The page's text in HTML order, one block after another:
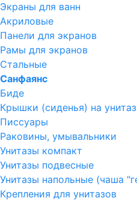
Экраны для ванн
Акриловые
Панели для экранов
Рамы для экранов
Стальные
Санфаянс
Биде
Крышки (сиденья) на унитаз
Писсуары
Раковины, умывальники
Унитазы компакт
Унитазы подвесные
Унитазы напольные (чаша
Крепления для унитазов